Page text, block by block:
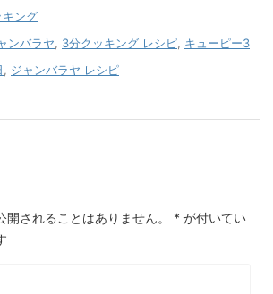
ング
ンバラヤ 3分クッキング レシピ キューピー3
ジャンバラヤ レシピ
開されることはありません。 * が付いてい